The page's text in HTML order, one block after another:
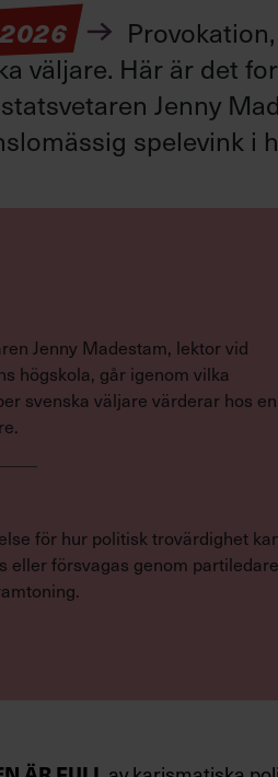
väljare. Här är det
Jenny
spelevink i
Jenny Madestam, lektor vid
högskola, går igenom vilka
svenska väljare värderar hos en
för hur politisk trovärdighet
eller försvagas genom